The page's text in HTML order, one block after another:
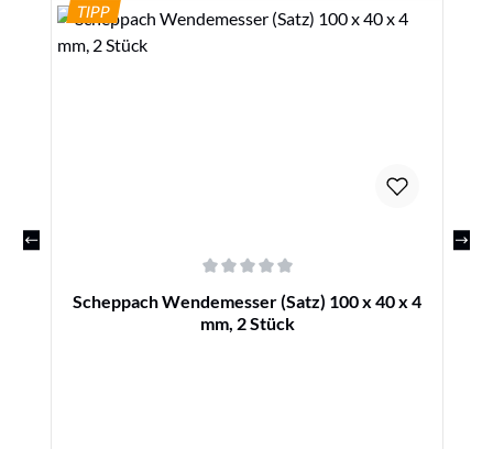
TIPP
Durchschnittliche Bewertung von 0 von 5 Sternen
Scheppach Wendemesser (Satz) 100 x 40 x 4
mm, 2 Stück